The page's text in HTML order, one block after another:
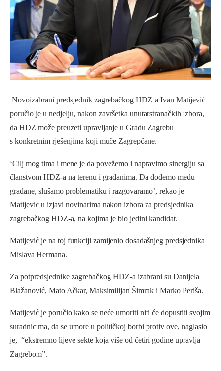
Novoizabrani predsjednik zagrebačkog HDZ-a Ivan Matijević
poručio je u nedjelju, nakon završetka unutarstranačkih izbora,
da HDZ može preuzeti upravljanje u Gradu Zagrebu
s konkretnim rješenjima koji muče Zagrepčane.
‘Cilj mog tima i mene je da povežemo i napravimo sinergiju sa
članstvom HDZ-a na terenu i građanima. Da dođemo među
građane, slušamo problematiku i razgovaramo’, rekao je
Matijević u izjavi novinarima nakon izbora za predsjednika
zagrebačkog HDZ-a, na kojima je bio jedini kandidat.
Matijević je na toj funkciji zamijenio dosadašnjeg predsjednika
Mislava Hermana.
Za potpredsjednike zagrebačkog HDZ-a izabrani su Danijela
Blažanović, Mato Ačkar, Maksimilijan Šimrak i Marko Periša.
Matijević je poručio kako se neće umoriti niti će dopustiti svojim
suradnicima, da se umore u političkoj borbi protiv ove, naglasio
je, “ekstremno lijeve sekte koja više od četiri godine upravlja
Zagrebom”.